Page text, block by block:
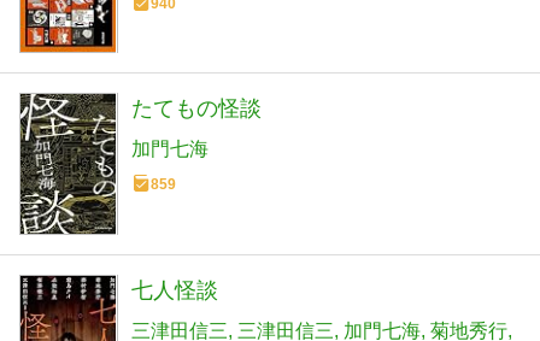
たてもの怪談
加門七海
859
七人怪談
三津田信三 三津田信三 加門七海 菊地秀行